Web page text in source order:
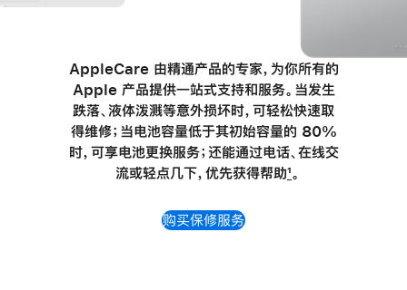
AppleCare 由精通产品的专家，为你所有的
Apple 产品提供一站式支持和服务。当发生
跌落、液体泼溅等意外损坏时，可轻松快速取
得维修；当电池容量低于其初始容量的 80%
时，可享电池更换服务；还能通过电话、 在线交
流或轻点几下，优先获得帮助1。
购买保修服务